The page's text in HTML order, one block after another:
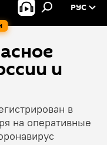
РУС
и
в
на оперативные